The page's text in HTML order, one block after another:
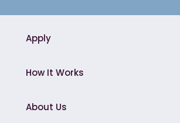
Apply
How It Works
About Us